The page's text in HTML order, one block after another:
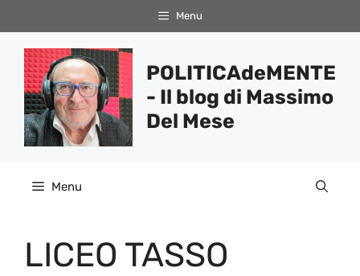
al
contenuto
Menu
POLITICAdeMENTE
- Il blog di Massimo
Del Mese
Menu
LICEO TASSO